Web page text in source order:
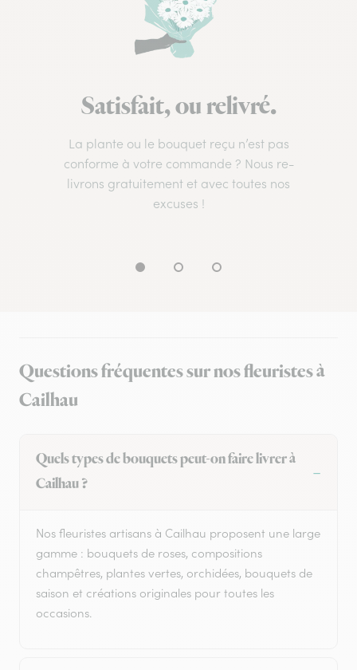
Satisfait, ou relivré.
La plante ou le bouquet reçu n’est pas
conforme à votre commande ? Nous re-
livrons gratuitement et avec toutes nos
excuses !
Questions fréquentes sur nos fleuristes à
Cailhau
Quels types de bouquets peut-on faire livrer à
Cailhau ?
Nos fleuristes artisans à Cailhau proposent une large
gamme : bouquets de roses, compositions
champêtres, plantes vertes, orchidées, bouquets de
saison et créations originales pour toutes les
occasions.